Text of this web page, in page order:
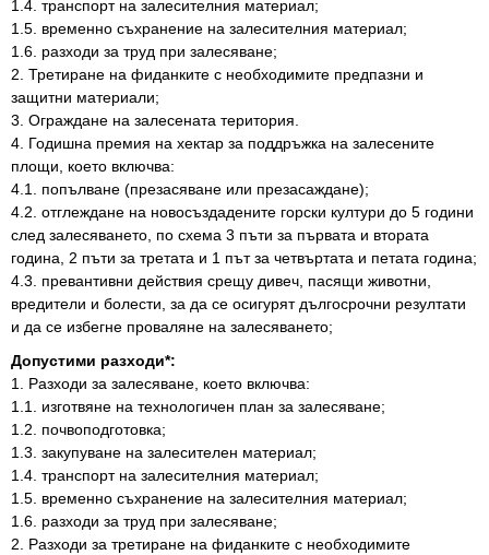
1.4. транспорт на залесителния материал;
1.5. временно съхранение на залесителния материал;
1.6. разходи за труд при залесяване;
2. Третиране на фиданките с необходимите предпазни и
защитни материали;
3. Ограждане на залесената територия.
4. Годишна премия на хектар за поддръжка на залесените
площи, което включва:
4.1. попълване (презасяване или презасаждане);
4.2. отглеждане на новосъздадените горски култури до 5 години
след залесяването, по схема 3 пъти за първата и втората
година, 2 пъти за третата и 1 път за четвъртата и петата година;
4.3. превантивни действия срещу дивеч, пасящи животни,
вредители и болести, за да се осигурят дългосрочни резултати
и да се избегне проваляне на залесяването;
Допустими разходи*:
1. Разходи за залесяване, което включва:
1.1. изготвяне на технологичен план за залесяване;
1.2. почвоподготовка;
1.3. закупуване на залесителен материал;
1.4. транспорт на залесителния материал;
1.5. временно съхранение на залесителния материал;
1.6. разходи за труд при залесяване;
2. Разходи за третиране на фиданките с необходимите